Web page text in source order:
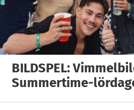
BILDSPEL:
Summertime-